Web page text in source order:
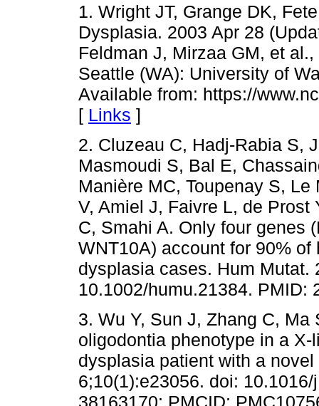
1. Wright JT, Grange DK,
Dysplasia. 2003 Apr 28
Feldman J, Mirzaa GM, et
Seattle (WA): University of
Available from: https://
[ Links ]
2. Cluzeau C, Hadj-Rabia S,
Masmoudi S, Bal E,
Manière MC, Toupenay S,
V, Amiel J, Faivre L, de Prost
C, Smahi A. Only four genes
WNT10A) account for 90%
dysplasia cases. Hum Mutat.
10.1002/humu.21384. PMID:
3. Wu Y, Sun J, Zhang C, Ma
oligodontia phenotype in a
dysplasia patient with a
6;10(1):e23056. doi:
38163170; PMCID: